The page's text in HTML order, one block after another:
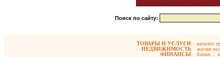
Поиск по сайту:
ТОВАРЫ И УСЛУГИ
НЕДВИЖИМОСТЬ
ФИНАНСЫ
каталог
жилая
банки |